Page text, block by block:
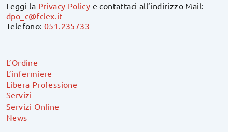
Leggi la Privacy Policy e contattaci all’indirizzo Mail:
dpo_c@fclex.it
Telefono:051.235733
L’Ordine
L’infermiere
Libera Professione
Servizi
Servizi Online
News